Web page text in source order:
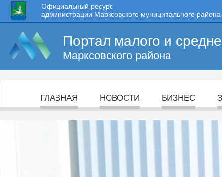
Официальный ресурс
администрации Марксовского муниципального района
Портал малого и
Марксовского района
ГЛАВНАЯ НОВОСТИ БИЗНЕС